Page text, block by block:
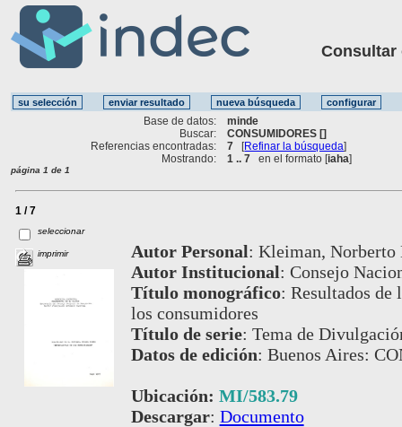
Consultar
Base de datos:
minde
Buscar:
CONSUMIDORES []
Referencias encontradas:
7 [Refinar la búsqueda]
Mostrando:
1 .. 7 en el formato [iaha]
página 1 de 1
1 / 7
seleccionar
imprimir Autor Personal: Kleiman,
Autor Institucional: Consejo
Título monográfico: Resultados de
los consumidores
Título de serie: Tema de
Datos de edición: Buenos Aires:
Ubicación: MI/583.79
Descargar: Documento